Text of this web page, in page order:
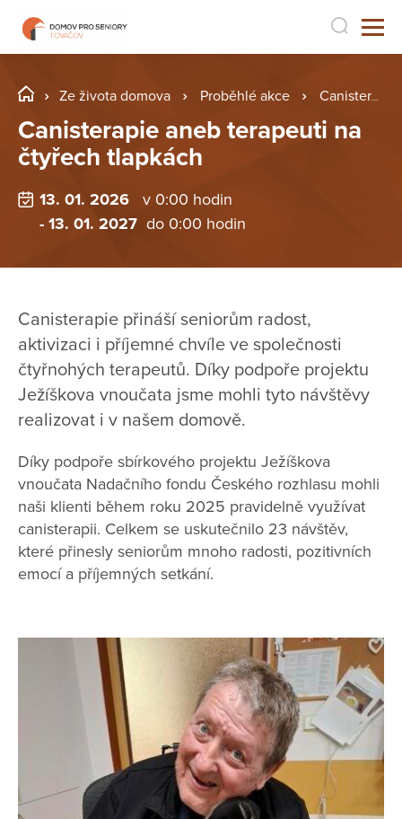
Ze života domova Proběhlé akce Canisterapie aneb terapeuti na čtyřech tlapkách
Canisterapie aneb terapeuti na
čtyřech tlapkách
13. 01. 2026
v 0:00 hodin
- 13. 01. 2027 do 0:00 hodin
Canisterapie přináší seniorům radost,
aktivizaci i příjemné chvíle ve společnosti
čtyřnohých terapeutů. Díky podpoře projektu
Ježíškova vnoučata jsme mohli tyto návštěvy
realizovat i v našem domově.
Díky podpoře sbírkového projektu Ježíškova
vnoučata Nadačního fondu Českého rozhlasu mohli
naši klienti během roku 2025 pravidelně využívat
canisterapii. Celkem se uskutečnilo 23 návštěv,
které přinesly seniorům mnoho radosti, pozitivních
emocí a příjemných setkání.